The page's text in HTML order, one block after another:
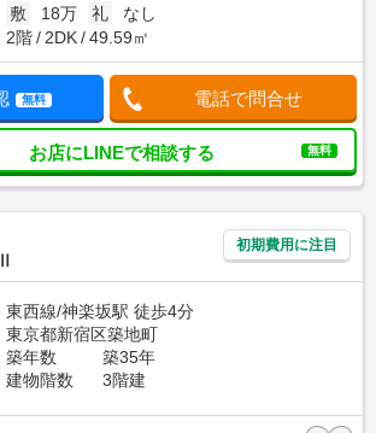
敷
18万 礼
なし
2階
2DK 49.59㎡
無料 電話で問合せ
お店にLINEで相談する 無料
初期費用に注目
東西線/神楽坂駅 徒歩4分
東京都新宿区築地町
築年数
築35年
建物階数
3階建